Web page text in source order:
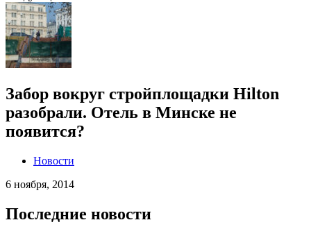
Забор вокруг стройплощадки Hilton
разобрали. Отель в Минске не
появится?
Новости
6 ноября, 2014
Последние новости